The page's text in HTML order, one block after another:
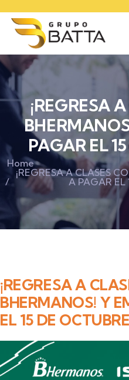
¡REGRESA
PAGAR EL
Home
¡REGRESA A CLASES
A PAGAR EL
¡REGRESA A
BHERMANOS! Y
EL 15 DE OCTUBRE